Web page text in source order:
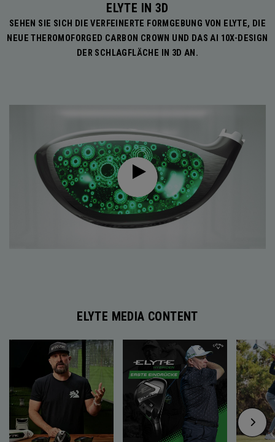
ELYTE IN 3D
SEHEN SIE SICH DIE VERFEINERTE FORMGEBUNG VON ELYTE, DIE
NEUE THEROMOFORGED CARBON CROWN UND DAS AI 10X-DESIGN
DER SCHLAGFLÄCHE IN 3D AN.
ELYTE MEDIA CONTENT